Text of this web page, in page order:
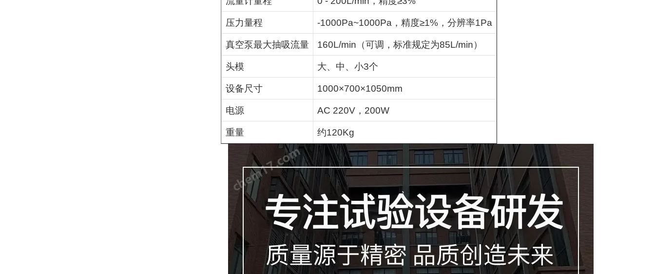
压力量程 -1000Pa~1000Pa ，精度≥1% ，分辨率1Pa
真空泵最大抽吸流量 160L/min （可调，标准规定为85L/min）
头模 大、中、小3个
设备尺寸 1000×700×1050mm
电源 AC 220V ， 200W
重量 约120Kg